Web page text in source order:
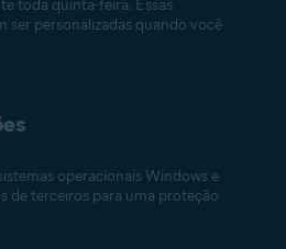
toda quinta-feira. Essas
ser personalizadas quando você
operacionais Windows e
de terceiros para uma proteção